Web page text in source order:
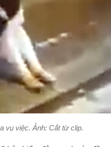
vụ việc. Ảnh: Cắt từ clip.